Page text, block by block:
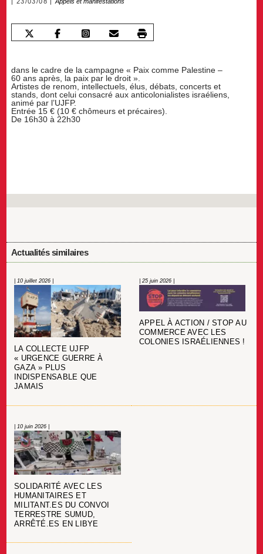
23/03/08 Appels et manifestations
dans le cadre de la campagne « Paix comme Palestine –
60 ans après, la paix par le droit ».
Artistes de renom, intellectuels, élus, débats, concerts et
stands, dont celui consacré aux anticolonialistes israéliens,
animé par l’UJFP.
Entrée 15 € (10 € chômeurs et précaires).
De 16h30 à 22h30
Actualités similaires
| 10 juillet 2026 |
LA COLLECTE UJFP
« URGENCE GUERRE À
GAZA » PLUS
INDISPENSABLE QUE
JAMAIS
| 25 juin 2026 |
APPEL À ACTION / STOP AU
COMMERCE AVEC LES
COLONIES ISRAÉLIENNES !
| 10 juin 2026 |
SOLIDARITÉ AVEC LES
HUMANITAIRES ET
MILITANT.ES DU CONVOI
TERRESTRE SUMUD,
ARRÊTÉ.ES EN LIBYE